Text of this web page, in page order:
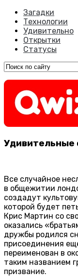
Загадки
Технологии
Удивительно
Открытки
Статусы
Удивительные
Все случайное
в общежитии
создадут
которой будет
Крис Мартин со
оказались
дружбы родился
присоединения
переименован в
таким названием
призвание.